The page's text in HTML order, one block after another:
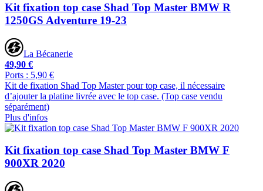
Kit fixation top case Shad Top Master BMW R
1250GS Adventure 19-23
La Bécanerie
49,90 €
Ports : 5,90 €
Kit de fixation Shad Top Master pour top case, il nécessaire
d’ajouter la platine livrée avec le top case. (Top case vendu
séparément)
Plus d'infos
Kit fixation top case Shad Top Master BMW F
900XR 2020